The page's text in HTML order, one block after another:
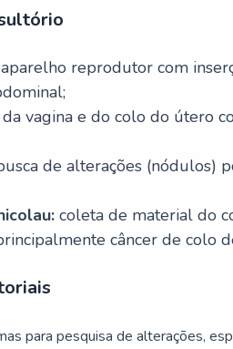
reprodutor com
da vagina e do colo do útero
de alterações (nódulos)
coleta de material do
câncer de colo
para pesquisa de alterações,